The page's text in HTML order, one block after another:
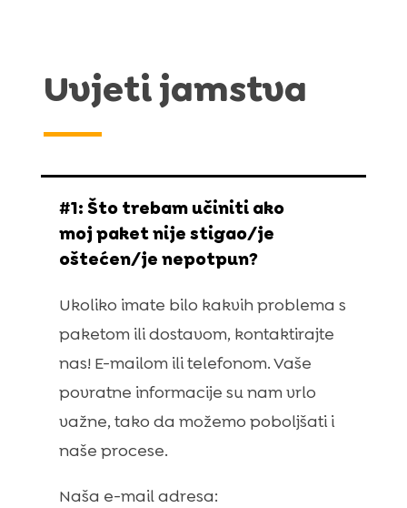
Uvjeti jamstva
#1: Što trebam učiniti ako
moj paket nije stigao/je
oštećen/je nepotpun?
Ukoliko imate bilo kakvih problema s
paketom ili dostavom, kontaktirajte
nas! E-mailom ili telefonom. Vaše
povratne informacije su nam vrlo
važne, tako da možemo poboljšati i
naše procese.
Naša e-mail adresa: